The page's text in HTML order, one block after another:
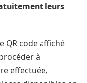
leurs
QR code affiché
à
effectuée,